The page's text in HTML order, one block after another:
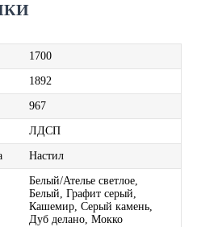
1700
1892
967
ЛДСП
Настил
Белый/Ателье светлое,
Белый, Графит серый,
Кашемир, Серый камень,
Дуб делано, Мокко